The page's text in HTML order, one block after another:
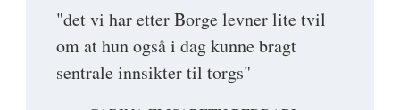
"det vi har etter Borge levner lite tvil
om at hun også i dag kunne bragt
sentrale innsikter til torgs"